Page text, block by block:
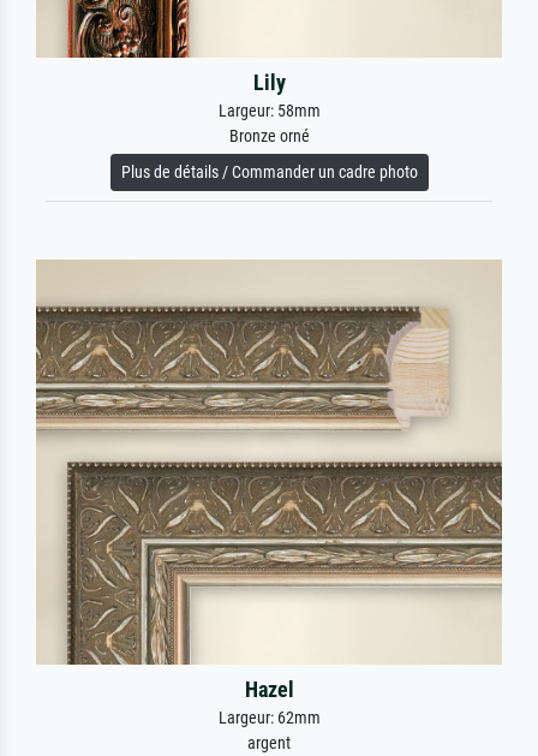
Lily
Largeur: 58mm
Bronze orné
Plus de détails / Commander un cadre photo
Hazel
Largeur: 62mm
argent